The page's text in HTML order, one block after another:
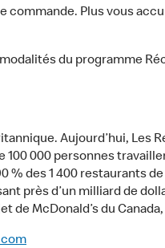
commande. Plus vous
du programme
Aujourd’hui, Les
000 personnes
des 1 400 restaurants de
près d’un milliard de
McDonald’s du